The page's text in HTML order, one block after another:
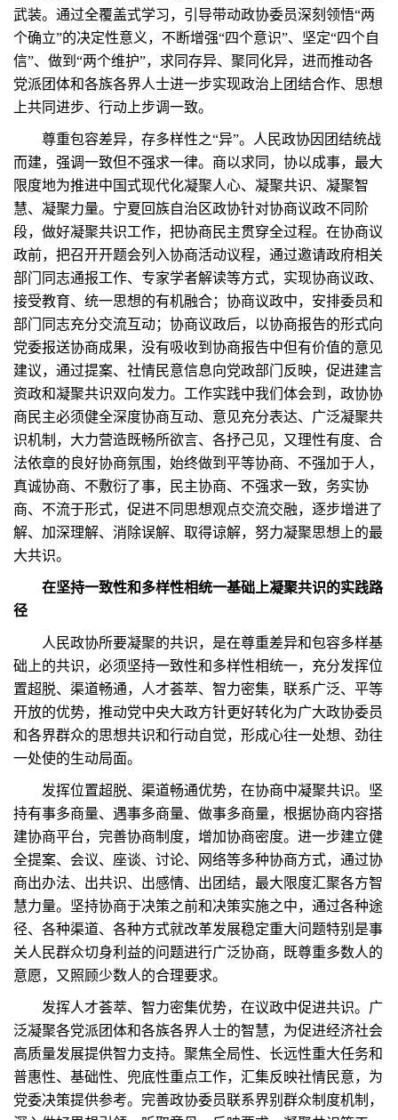
武装。通过全覆盖式学习，引导带动政协委员深刻领悟“两
个确立”的决定性意义，不断增强“四个意识”、坚定“四个自
信”、做到“两个维护”，求同存异、聚同化异，进而推动各
党派团体和各族各界人士进一步实现政治上团结合作、思想
上共同进步、行动上步调一致。
尊重包容差异，存多样性之“异”。人民政协因团结统战
而建，强调一致但不强求一律。商以求同，协以成事，最大
限度地为推进中国式现代化凝聚人心、凝聚共识、凝聚智
慧、凝聚力量。宁夏回族自治区政协针对协商议政不同阶
段，做好凝聚共识工作，把协商民主贯穿全过程。在协商议
政前，把召开开题会列入协商活动议程，通过邀请政府相关
部门同志通报工作、专家学者解读等方式，实现协商议政、
接受教育、统一思想的有机融合；协商议政中，安排委员和
部门同志充分交流互动；协商议政后，以协商报告的形式向
党委报送协商成果，没有吸收到协商报告中但有价值的意见
建议，通过提案、社情民意信息向党政部门反映，促进建言
资政和凝聚共识双向发力。工作实践中我们体会到，政协协
商民主必须健全深度协商互动、意见充分表达、广泛凝聚共
识机制，大力营造既畅所欲言、各抒己见，又理性有度、合
法依章的良好协商氛围，始终做到平等协商、不强加于人，
真诚协商、不敷衍了事，民主协商、不强求一致，务实协
商、不流于形式，促进不同思想观点交流交融，逐步增进了
解、加深理解、消除误解、取得谅解，努力凝聚思想上的最
大共识。
在坚持一致性和多样性相统一基础上凝聚共识的实践路
径
人民政协所要凝聚的共识，是在尊重差异和包容多样基
础上的共识，必须坚持一致性和多样性相统一，充分发挥位
置超脱、渠道畅通，人才荟萃、智力密集，联系广泛、平等
开放的优势，推动党中央大政方针更好转化为广大政协委员
和各界群众的思想共识和行动自觉，形成心往一处想、劲往
一处使的生动局面。
发挥位置超脱、渠道畅通优势，在协商中凝聚共识。坚
持有事多商量、遇事多商量、做事多商量，根据协商内容搭
建协商平台，完善协商制度，增加协商密度。进一步建立健
全提案、会议、座谈、讨论、网络等多种协商方式，通过协
商出办法、出共识、出感情、出团结，最大限度汇聚各方智
慧力量。坚持协商于决策之前和决策实施之中，通过各种途
径、各种渠道、各种方式就改革发展稳定重大问题特别是事
关人民群众切身利益的问题进行广泛协商，既尊重多数人的
意愿，又照顾少数人的合理要求。
发挥人才荟萃、智力密集优势，在议政中促进共识。广
泛凝聚各党派团体和各族各界人士的智慧，为促进经济社会
高质量发展提供智力支持。聚焦全局性、长远性重大任务和
普惠性、基础性、兜底性重点工作，汇集反映社情民意，为
党委决策提供参考。完善政协委员联系界别群众制度机制，